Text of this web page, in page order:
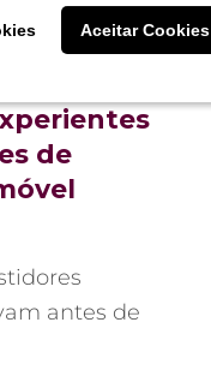
Aceitar Cookies
Aceitar Cookies
de
antes de